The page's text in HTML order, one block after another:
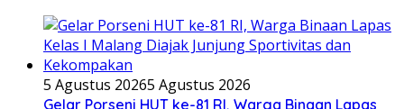
5 Agustus 20265 Agustus 2026
Gelar Porseni HUT ke-81 RI, Warga Binaan Lapas